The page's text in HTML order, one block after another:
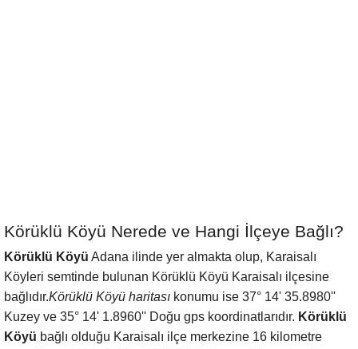
Körüklü Köyü Nerede ve Hangi İlçeye Bağlı?
Körüklü Köyü Adana ilinde yer almakta olup, Karaisalı
Köyleri semtinde bulunan Körüklü Köyü Karaisalı ilçesine
bağlıdır.Körüklü Köyü haritası konumu ise 37° 14' 35.8980''
Kuzey ve 35° 14' 1.8960'' Doğu gps koordinatlarıdır. Körüklü
Köyü bağlı olduğu Karaisalı ilçe merkezine 16 kilometre